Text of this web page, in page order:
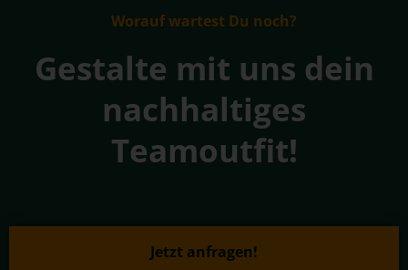
Worauf wartest Du noch?
Gestalte mit uns dein
nachhaltiges
Teamoutfit!
Jetzt anfragen!